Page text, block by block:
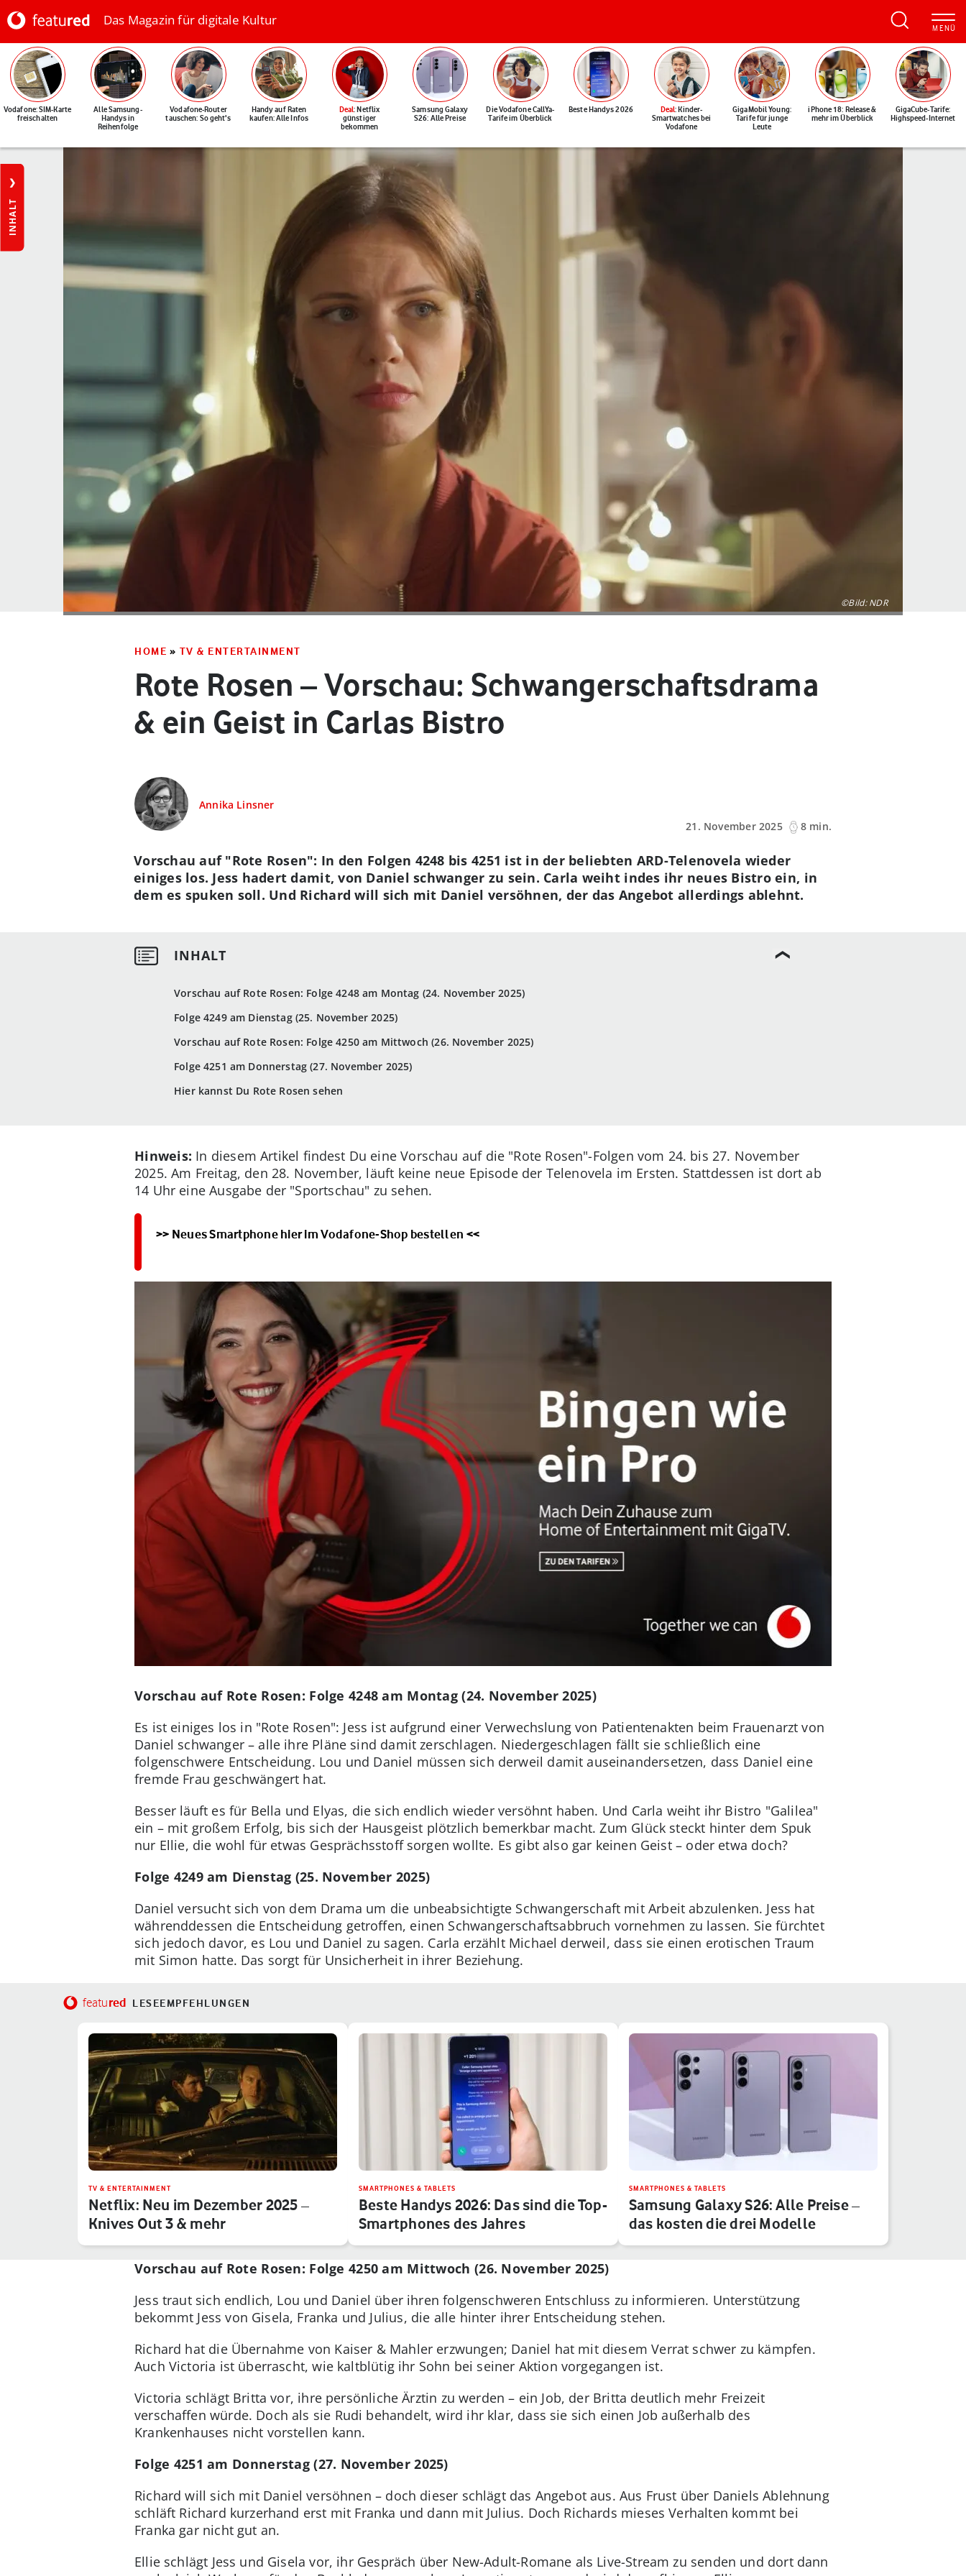
Das Magazin für digitale Kultur
Vodafone: SIM-Karte
freischalten
Alle Samsung-
Handys in
Reihenfolge
Vodafone-Router
tauschen: So geht's
Handy auf Raten
kaufen: Alle Infos
Deal: Netflix
günstiger
bekommen
Samsung Galaxy
S26: Alle Preise
Die Vodafone CallYa-
Tarife im Überblick
Beste Handys 2026 Deal: Kinder-
Smartwatches bei
Vodafone
GigaMobil Young:
Tarife für junge
Leute
iPhone 18: Release &
mehr im Überblick
GigaCube-Tarife:
Highspeed-Internet
INHALT
©Bild: NDR
HOME » TV & ENTERTAINMENT
Rote Rosen – Vorschau: Schwangerschaftsdrama
& ein Geist in Carlas Bistro
Annika Linsner
21. November 2025
8 min.
Vorschau auf Rote Rosen: Folge 4248 am Montag (24. November 2025)
Folge 4249 am Dienstag (25. November 2025)
Vorschau auf Rote Rosen: Folge 4250 am Mittwoch (26. November 2025)
Folge 4251 am Donnerstag (27. November 2025)
Hier kannst Du Rote Rosen sehen
Vorschau auf "Rote Rosen": In den Folgen 4248 bis 4251 ist in der beliebten ARD-Telenovela wieder
einiges los. Jess hadert damit, von Daniel schwanger zu sein. Carla weiht indes ihr neues Bistro ein, in
dem es spuken soll. Und Richard will sich mit Daniel versöhnen, der das Angebot allerdings ablehnt.
Hinweis: In diesem Artikel findest Du eine Vorschau auf die "Rote Rosen"-Folgen vom 24. bis 27. November
2025. Am Freitag, den 28. November, läuft keine neue Episode der Telenovela im Ersten. Stattdessen ist dort ab
14 Uhr eine Ausgabe der "Sportschau" zu sehen.
>> Neues Smartphone hier im Vodafone-Shop bestellen <<
Vorschau auf Rote Rosen: Folge 4248 am Montag (24. November 2025)
Es ist einiges los in "Rote Rosen": Jess ist aufgrund einer Verwechslung von Patientenakten beim Frauenarzt von
Daniel schwanger – alle ihre Pläne sind damit zerschlagen. Niedergeschlagen fällt sie schließlich eine
folgenschwere Entscheidung. Lou und Daniel müssen sich derweil damit auseinandersetzen, dass Daniel eine
fremde Frau geschwängert hat.
Besser läuft es für Bella und Elyas, die sich endlich wieder versöhnt haben. Und Carla weiht ihr Bistro "Galilea"
ein – mit großem Erfolg, bis sich der Hausgeist plötzlich bemerkbar macht. Zum Glück steckt hinter dem Spuk
nur Ellie, die wohl für etwas Gesprächsstoff sorgen wollte. Es gibt also gar keinen Geist – oder etwa doch?
Folge 4249 am Dienstag (25. November 2025)
Daniel versucht sich von dem Drama um die unbeabsichtigte Schwangerschaft mit Arbeit abzulenken. Jess hat
währenddessen die Entscheidung getroffen, einen Schwangerschaftsabbruch vornehmen zu lassen. Sie fürchtet
sich jedoch davor, es Lou und Daniel zu sagen. Carla erzählt Michael derweil, dass sie einen erotischen Traum
mit Simon hatte. Das sorgt für Unsicherheit in ihrer Beziehung.
featured LESEEMPFEHLUNGEN
TV & ENTERTAINMENT
Netflix: Neu im Dezember 2025 –
Knives Out 3 & mehr
SMARTPHONES & TABLETS
Beste Handys 2026: Das sind die Top-
Smartphones des Jahres
SMARTPHONES & TABLETS
Samsung Galaxy S26: Alle Preise –
das kosten die drei Modelle
Vorschau auf Rote Rosen: Folge 4250 am Mittwoch (26. November 2025)
Jess traut sich endlich, Lou und Daniel über ihren folgenschweren Entschluss zu informieren. Unterstützung
bekommt Jess von Gisela, Franka und Julius, die alle hinter ihrer Entscheidung stehen.
Richard hat die Übernahme von Kaiser & Mahler erzwungen; Daniel hat mit diesem Verrat schwer zu kämpfen.
Auch Victoria ist überrascht, wie kaltblütig ihr Sohn bei seiner Aktion vorgegangen ist.
Victoria schlägt Britta vor, ihre persönliche Ärztin zu werden – ein Job, der Britta deutlich mehr Freizeit
verschaffen würde. Doch als sie Rudi behandelt, wird ihr klar, dass sie sich einen Job außerhalb des
Krankenhauses nicht vorstellen kann.
Folge 4251 am Donnerstag (27. November 2025)
Richard will sich mit Daniel versöhnen – doch dieser schlägt das Angebot aus. Aus Frust über Daniels Ablehnung
schläft Richard kurzerhand erst mit Franka und dann mit Julius. Doch Richards mieses Verhalten kommt bei
Franka gar nicht gut an.
Ellie schlägt Jess und Gisela vor, ihr Gespräch über New-Adult-Romane als Live-Stream zu senden und dort dann